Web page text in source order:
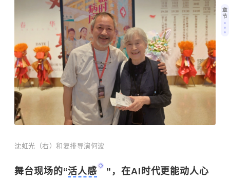
沈虹光（右）和复排导演何波
舞台现场的“活人感
”，在AI时代更能动人心
章
节